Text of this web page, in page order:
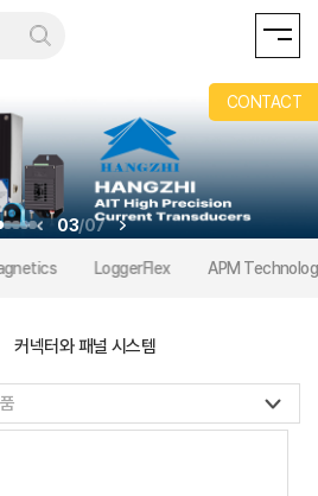
03/07
LoggerFlex APM
커넥터와 패널 시스템
CONTACT